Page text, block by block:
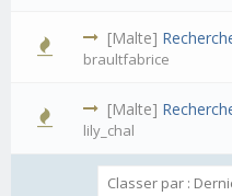
[Malte]
braultfabrice
[Malte]
lily_chal